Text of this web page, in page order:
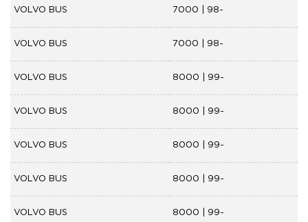
VOLVO BUS 7000 | 98-
VOLVO BUS 7000 | 98-
VOLVO BUS 8000 | 99-
VOLVO BUS 8000 | 99-
VOLVO BUS 8000 | 99-
VOLVO BUS 8000 | 99-
VOLVO BUS 8000 | 99-